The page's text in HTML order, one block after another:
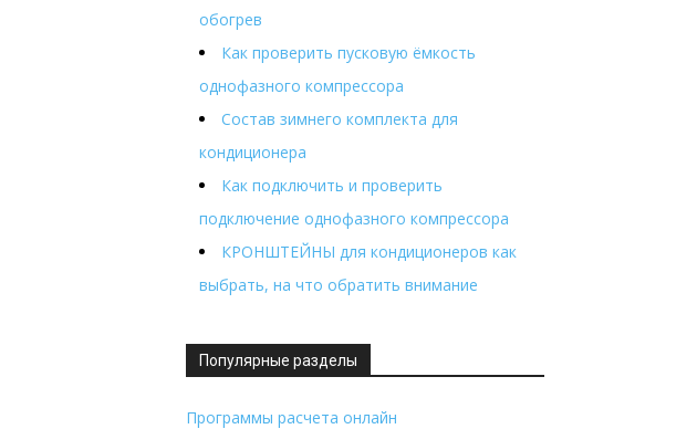
обогрев
Как проверить пусковую ёмкость
однофазного компрессора
Состав зимнего комплекта для
кондиционера
Как подключить и проверить
подключение однофазного компрессора
КРОНШТЕЙНЫ для кондиционеров как
выбрать, на что обратить внимание
Популярные разделы
Программы расчета онлайн